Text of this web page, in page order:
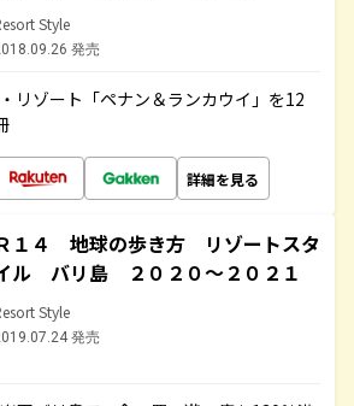
Style
発売
リゾート「ペナン＆ランカウイ」を12
詳細を見る
１４ 地球の歩き方 リゾートスタ
ル バリ島 ２０２０～２０２１
Style
発売